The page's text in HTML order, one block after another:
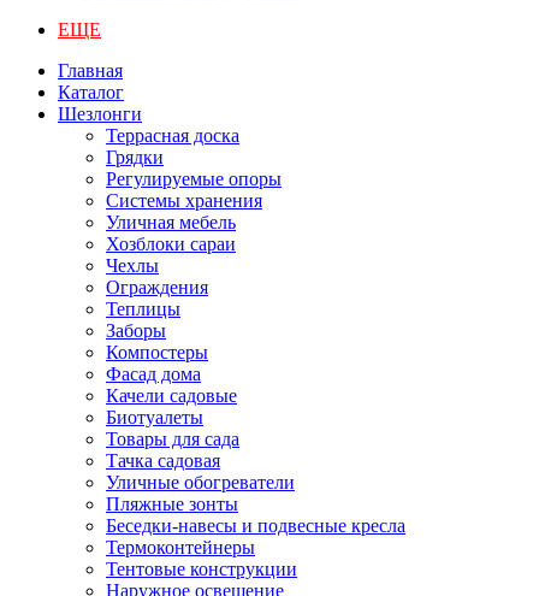
ЕЩЕ
Главная
Каталог
Шезлонги
Террасная доска
Грядки
Регулируемые опоры
Системы хранения
Уличная мебель
Хозблоки сараи
Чехлы
Ограждения
Теплицы
Заборы
Компостеры
Фасад дома
Качели садовые
Биотуалеты
Товары для сада
Тачка садовая
Уличные обогреватели
Пляжные зонты
Беседки-навесы и подвесные кресла
Термоконтейнеры
Тентовые конструкции
Наружное освещение